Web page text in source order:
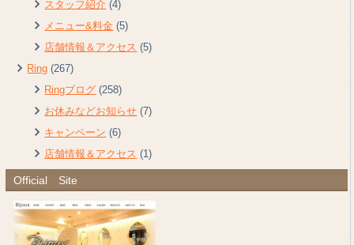
スタッフ紹介 (4)
メニュー&料金 (5)
店舗情報＆アクセス (5)
Ring (267)
Ringブログ (258)
お休みなどお知らせ (7)
キャンペーン (6)
店舗情報＆アクセス (1)
Official Site